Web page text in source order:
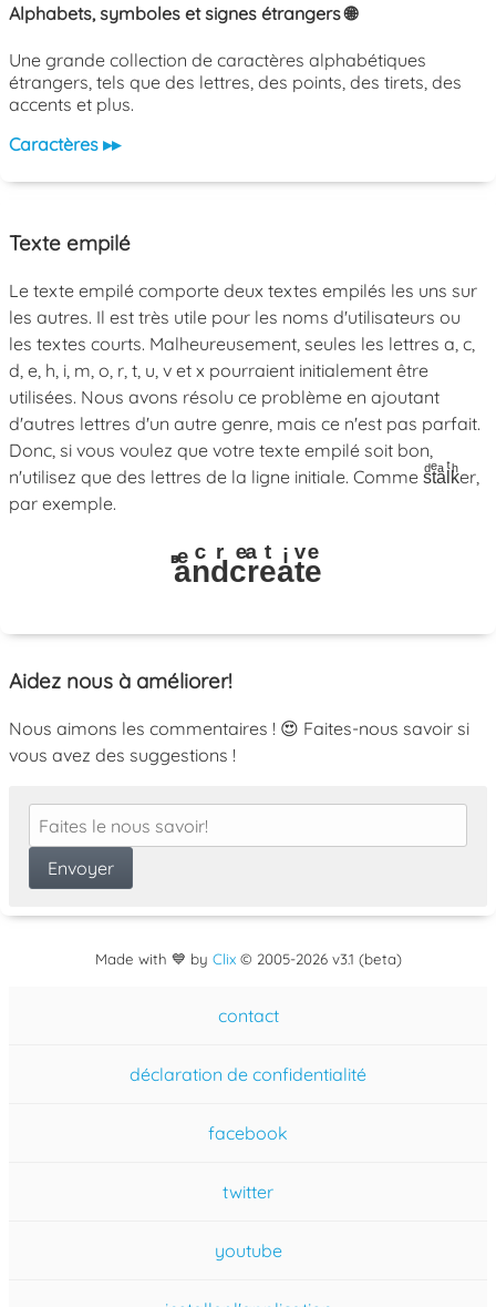
Alphabets, symboles et signes étrangers 🌐
Une grande collection de caractères alphabétiques
étrangers, tels que des lettres, des points, des tirets, des
accents et plus.
Caractères ▸▸
Texte empilé
Le texte empilé comporte deux textes empilés les uns sur
les autres. Il est très utile pour les noms d'utilisateurs ou
les textes courts. Malheureusement, seules les lettres a, c,
d, e, h, i, m, o, r, t, u, v et x pourraient initialement être
utilisées. Nous avons résolu ce problème en ajoutant
d'autres lettres d'un autre genre, mais ce n'est pas parfait.
Donc, si vous voulez que votre texte empilé soit bon,
n'utilisez que des lettres de la ligne initiale. Comme sͩtͤaͣlͭkͪer,
par exemple.
ⷡaͤnͨdͬcͤrͣeͭaͥtͮeͤ
Aidez nous à améliorer!
Nous aimons les commentaires ! 😍 Faites-nous savoir si
vous avez des suggestions !
Made with 💙 by Clix© 2005-2026 v3.1 (beta)
contact
déclaration de confidentialité
facebook
twitter
youtube